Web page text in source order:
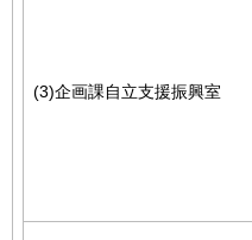
(3)企画課自立支援振興室